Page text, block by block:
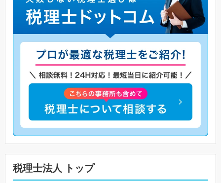
税理士法人 トップ